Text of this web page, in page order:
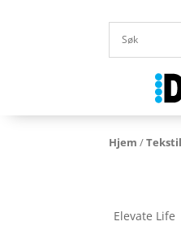
Hjem /Tekstil
Elevate Life